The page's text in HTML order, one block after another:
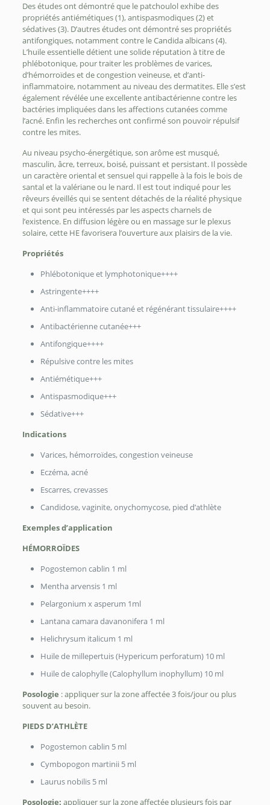
Des études ont démontré que le patchoulol exhibe des
propriétés antiémétiques (1), antispasmodiques (2) et
sédatives (3). D’autres études ont démontré ses propriétés
antifongiques, notamment contre le Candida albicans (4).
L’huile essentielle détient une solide réputation à titre de
phlébotonique, pour traiter les problèmes de varices,
d’hémorroïdes et de congestion veineuse, et d’anti-
inflammatoire, notamment au niveau des dermatites. Elle s’est
également révélée une excellente antibactérienne contre les
bactéries impliquées dans les affections cutanées comme
l’acné. Enfin les recherches ont confirmé son pouvoir répulsif
contre les mites.
Au niveau psycho-énergétique, son arôme est musqué,
masculin, âcre, terreux, boisé, puissant et persistant. Il possède
un caractère oriental et sensuel qui rappelle à la fois le bois de
santal et la valériane ou le nard. Il est tout indiqué pour les
rêveurs éveillés qui se sentent détachés de la réalité physique
et qui sont peu intéressés par les aspects charnels de
l’existence. En diffusion légère ou en massage sur le plexus
solaire, cette HE favorisera l’ouverture aux plaisirs de la vie.
Propriétés
Phlébotonique et lymphotonique++++
Astringente++++
Anti-inflammatoire cutané et régénérant tissulaire++++
Antibactérienne cutanée+++
Antifongique++++
Répulsive contre les mites
Antiémétique+++
Antispasmodique+++
Sédative+++
Indications
Varices, hémorroïdes, congestion veineuse
Eczéma, acné
Escarres, crevasses
Candidose, vaginite, onychomycose, pied d’athlète
Exemples d’application
HÉMORROÏDES
Pogostemon cablin 1 ml
Mentha arvensis 1 ml
Pelargonium x asperum 1ml
Lantana camara davanonifera 1 ml
Helichrysum italicum 1 ml
Huile de millepertuis (Hypericum perforatum) 10 ml
Huile de calophylle (Calophyllum inophyllum) 10 ml
Posologie : appliquer sur la zone affectée 3 fois/jour ou plus
souvent au besoin.
PIEDS D’ATHLÈTE
Pogostemon cablin 5 ml
Cymbopogon martinii 5 ml
Laurus nobilis 5 ml
Posologie: appliquer sur la zone affectée plusieurs fois par